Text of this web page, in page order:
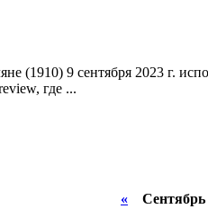
(1910) 9 сентября 2023 г.
где ...
«